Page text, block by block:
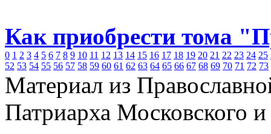
Как приобрести тома
0 1 2 3 4 5 6 7 8 9 10 11 12 13 14 15 16 17 18 19 20 21 22 23 24 25
52 53 54 55 56 57 58 59 60 61 62 63 64 65 66 67 68 69 70 71 72 73
Материал из
Патриарха Московского